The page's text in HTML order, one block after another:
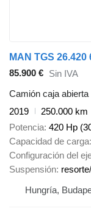
85.900 € Sin IVA
Camión caja abierta
2019
250.000 km
Potencia 420 Hp
Capacidad de carga
Configuración del
Suspensión
Hungría,